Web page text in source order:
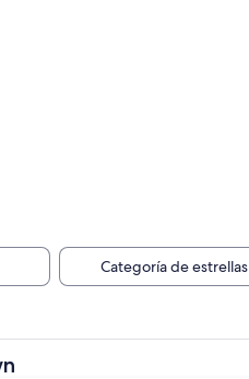
Categoría de estrellas